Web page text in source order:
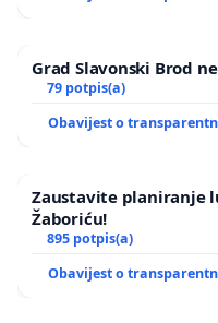
Grad Slavonski Brod
79 potpis(a)
Obavijest o
Zaustavite planiranje
Žaboriću!
895 potpis(a)
Obavijest o